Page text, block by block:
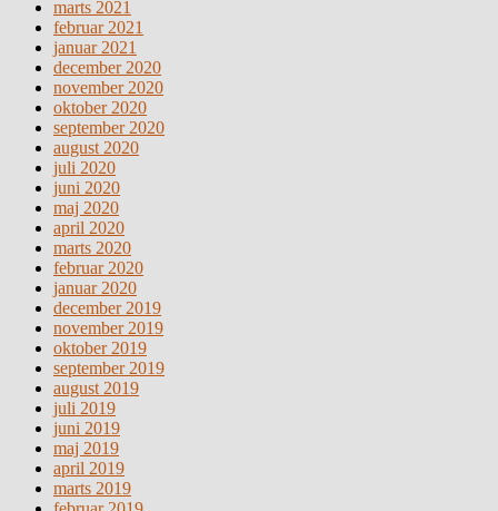
marts 2021
februar 2021
januar 2021
december 2020
november 2020
oktober 2020
september 2020
august 2020
juli 2020
juni 2020
maj 2020
april 2020
marts 2020
februar 2020
januar 2020
december 2019
november 2019
oktober 2019
september 2019
august 2019
juli 2019
juni 2019
maj 2019
april 2019
marts 2019